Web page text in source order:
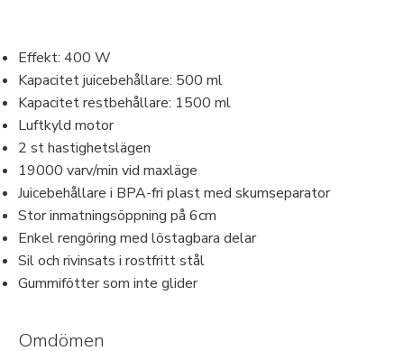
Effekt: 400 W
Kapacitet juicebehållare: 500 ml
Kapacitet restbehållare: 1500 ml
Luftkyld motor
2 st hastighetslägen
19000 varv/min vid maxläge
Juicebehållare i BPA-fri plast med skumseparator
Stor inmatningsöppning på 6cm
Enkel rengöring med löstagbara delar
Sil och rivinsats i rostfritt stål
Gummifötter som inte glider
Omdömen